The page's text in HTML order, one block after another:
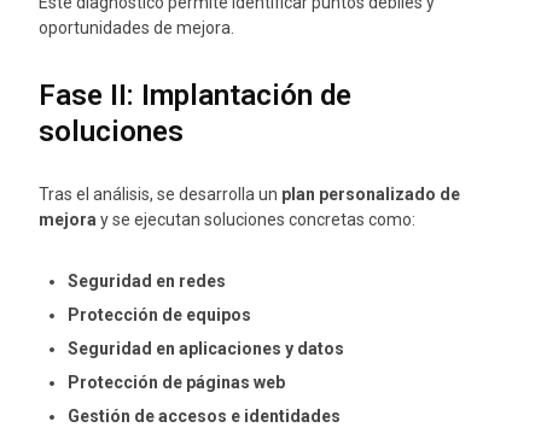
oportunidades de mejora.
Fase II: Implantación de
soluciones
Tras el análisis, se desarrolla un plan personalizado de
mejora y se ejecutan soluciones concretas como:
Seguridad en redes
Protección de equipos
Seguridad en aplicaciones y datos
Protección de páginas web
Gestión de accesos e identidades